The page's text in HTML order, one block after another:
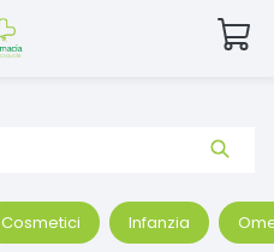
Cosmetici Infanzia